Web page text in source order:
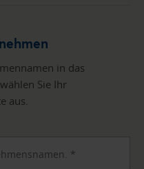
in das
Sie Ihr
aus.